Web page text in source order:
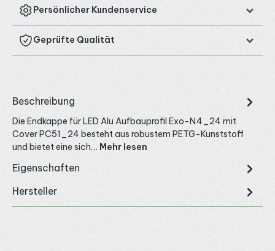
Persönlicher Kundenservice
Geprüfte Qualität
Beschreibung
Die Endkappe für LED Alu Aufbauprofil Exo-N4_24 mit
Cover PC51_24 besteht aus robustem PETG-Kunststoff
und bietet eine sich… Mehr lesen
Eigenschaften
Hersteller